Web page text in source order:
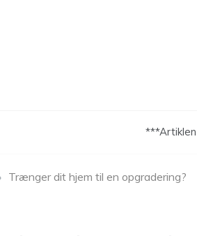
Trænger dit hjem til en opgradering?